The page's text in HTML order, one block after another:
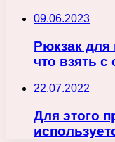
09.06.2023
Рюкзак для
что взять с
22.07.2022
Для этого